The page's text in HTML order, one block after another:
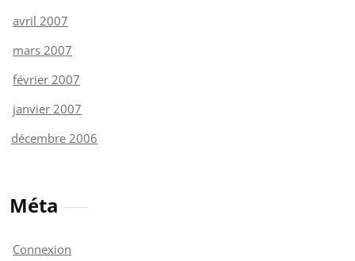
avril 2007
mars 2007
février 2007
janvier 2007
décembre 2006
Méta
Connexion